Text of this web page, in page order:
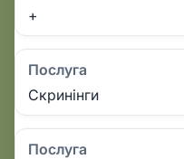
+
Послуга
Скринінги
Послуга